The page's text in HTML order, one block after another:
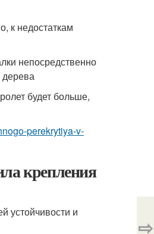
к недостаткам
непосредственно
будет больше,
perekrytiya-v-
крепления
устойчивости и
⇨